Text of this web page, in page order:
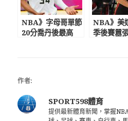
NBA》字母哥單節
20分喬丹後最高
NBA》美
季後賽囂
作者:
SPORT598體育
提供最新體育新聞，掌握